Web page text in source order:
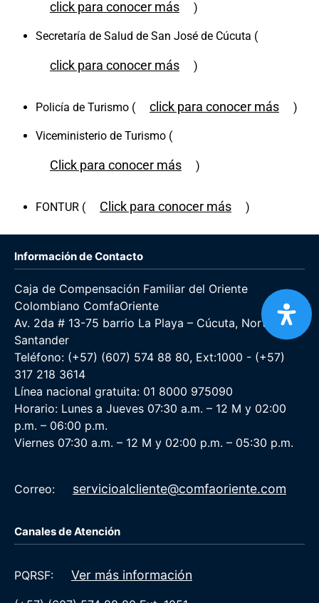
click para conocer más )
Secretaría de Salud de San José de Cúcuta (
click para conocer más )
Policía de Turismo ( click para conocer más )
Viceministerio de Turismo (
Click para conocer más )
FONTUR ( Click para conocer más )
Información de Contacto
Caja de Compensación Familiar del Oriente
Colombiano ComfaOriente
Av. 2da # 13-75 barrio La Playa – Cúcuta, Norte de
Santander
Teléfono: (+57) (607) 574 88 80, Ext:1000 - (+57)
317 218 3614
Línea nacional gratuita: 01 8000 975090
Horario: Lunes a Jueves 07:30 a.m. – 12 M y 02:00
p.m. – 06:00 p.m.
Viernes 07:30 a.m. – 12 M y 02:00 p.m. – 05:30 p.m.
Correo: servicioalcliente@comfaoriente.com
Canales de Atención
PQRSF: Ver más información